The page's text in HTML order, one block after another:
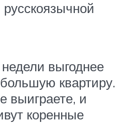
выгоднее
квартиру.
выиграете, и
коренные